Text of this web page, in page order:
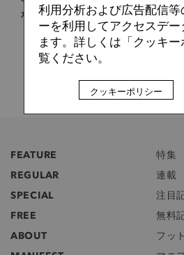
が集まる「SHC」というプラットフ
FEATURE
特集
REGULAR
連載
SPECIAL
注目
FREE
無料
ABOUT
フッ
利用分析および広告配信等
ーを利用してアクセスデ
ます。詳しくは「クッキ
覧ください。
クッキーポリシー